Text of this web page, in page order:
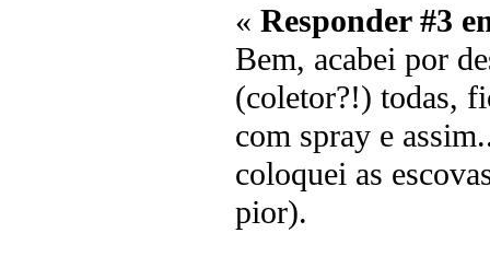
« Responder #3
Bem, acabei por
(coletor?!) todas,
com spray e
coloquei as
pior).